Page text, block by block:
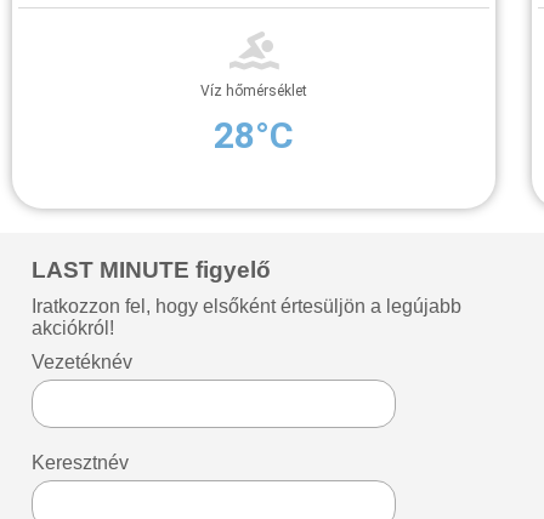
Víz hőmérséklet
28°C
LAST MINUTE figyelő
Iratkozzon fel, hogy elsőként értesüljön a legújabb
akciókról!
Vezetéknév
Keresztnév